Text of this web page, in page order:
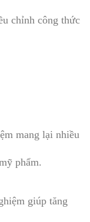
chỉnh công thức
mang lại nhiều
phẩm.
giúp tăng